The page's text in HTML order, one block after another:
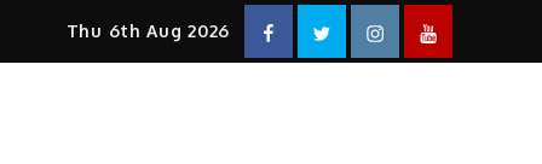
Thu 6th Aug 2026 FacebookTwitterInstagramYouTube